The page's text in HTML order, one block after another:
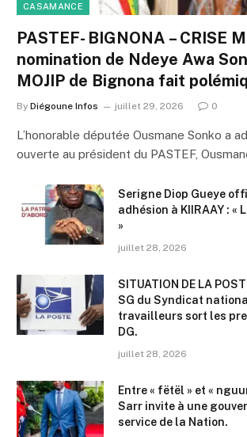
CASAMANCE
PASTEF- BIGNONA – CRISE
nomination de Ndeye Awa
MOJIP de Bignona fait
By Diégoune Infos juillet 29, 2026 0
L’honorable députée Ousmane Sonko a
ouverte au président du PASTEF,
Serigne Diop Gueye
adhésion à KIIRAAY : «
»
juillet 28, 2026
SITUATION DE LA
SG du Syndicat
travailleurs sort les
DG.
juillet 28, 2026
Entre « fëtël » et «
Sarr invite à une
service de la Nation.